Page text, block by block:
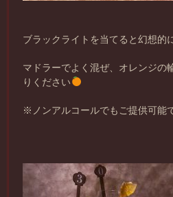
ブラックライトを当てると幻想的
マドラーでよく混ぜ、オレンジの
りください
※ノンアルコールでもご提供可能